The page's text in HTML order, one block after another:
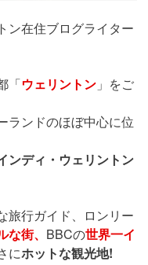
ン在住ブログライター
「ウェリントン 」をご
ランドのほぼ中心に位
ンディ・ウェリントン
旅行ガイド、ロンリー
街、 BBCの世界一イ
にホットな観光地!